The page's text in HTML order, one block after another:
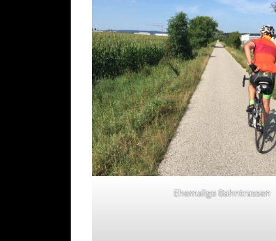
Ehemalige Bahntrassen